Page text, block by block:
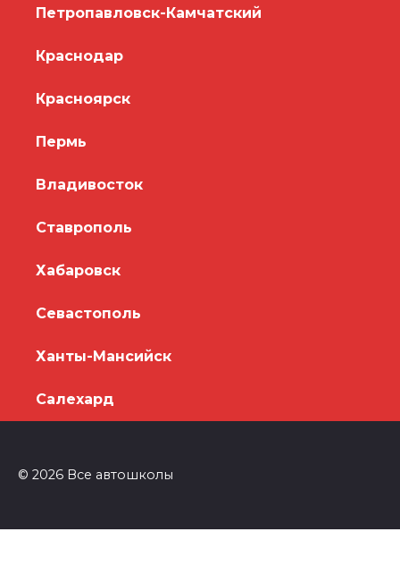
Петропавловск-Камчатский
Краснодар
Красноярск
Пермь
Владивосток
Ставрополь
Хабаровск
Севастополь
Ханты-Мансийск
Салехард
© 2026 Все автошколы